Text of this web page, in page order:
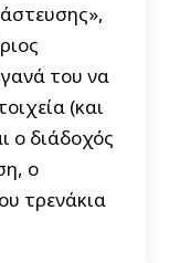
του να
(και
ο διάδοχός
ο
τρενάκια